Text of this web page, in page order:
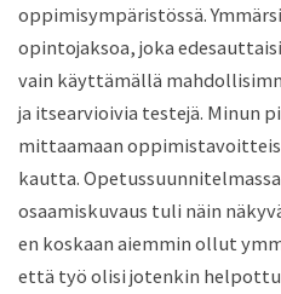
oppimisympäristössä.
opintojaksoa, joka edesauttaisi
vain käyttämällä
ja itsearvioivia testejä. Minun
mittaamaan
kautta.
osaamiskuvaus tuli näin
en koskaan aiemmin ollut
että työ olisi jotenkin